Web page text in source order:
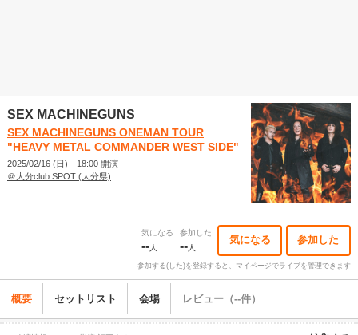
SEX MACHINEGUNS
SEX MACHINEGUNS ONEMAN TOUR
"HEAVY METAL COMMANDER WEST SIDE"
2025/02/16 (日) 18:00 開演
＠大分club SPOT (大分県)
気になる
--人
参加した
--人
気になる 参加した
参加する(した)を登録すると、マイページでライブを管理できます
概要 セットリスト 会場 レビュー（--件）